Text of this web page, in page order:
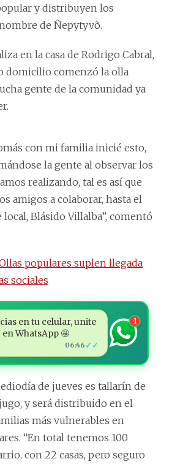
y distribuyen los
de Ñepytyvõ.
en la casa de Rodrigo Cabral,
domicilio comenzó la olla
gente de la comunidad ya
con mi familia inicié esto,
la gente al observar los
realizando, tal es así que
amigos a colaborar, hasta el
Blásido Villalba”, comentó
populares suplen llegada
sociales
en tu celular, unite
WhatsApp 🤩
06:46 ✓✓
1
de jueves es tallarín de
y será distribuido en el
más vulnerables en
“En total tenemos 100
con 22 casas, pero seguro